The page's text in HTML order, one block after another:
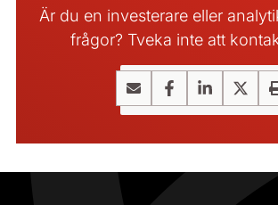
EmailFacebookLinkedIn
X
Är du en investerare eller
frågor? Tveka inte att
Kontakta oss